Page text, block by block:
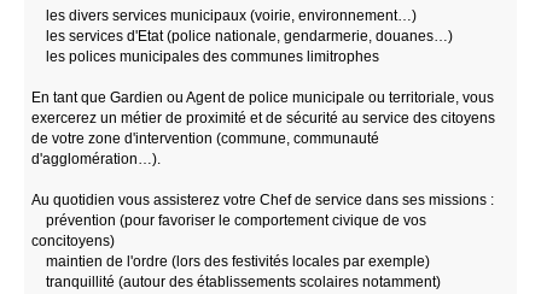
les divers services municipaux (voirie, environnement…)
les services d'Etat (police nationale, gendarmerie, douanes…)
les polices municipales des communes limitrophes
En tant que Gardien ou Agent de police municipale ou territoriale, vous
exercerez un métier de proximité et de sécurité au service des citoyens
de votre zone d'intervention (commune, communauté
d'agglomération…).
Au quotidien vous assisterez votre Chef de service dans ses missions :
prévention (pour favoriser le comportement civique de vos
concitoyens)
maintien de l'ordre (lors des festivités locales par exemple)
tranquillité (autour des établissements scolaires notamment)